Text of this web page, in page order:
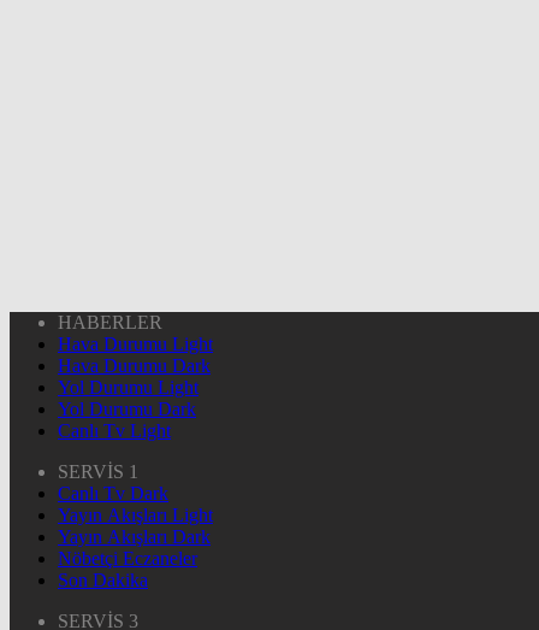
HABERLER
Hava Durumu Light
Hava Durumu Dark
Yol Durumu Light
Yol Durumu Dark
Canlı Tv Light
SERVİS 1
Canlı Tv Dark
Yayın Akışları Light
Yayın Akışları Dark
Nöbetçi Eczaneler
Son Dakika
SERVİS 3